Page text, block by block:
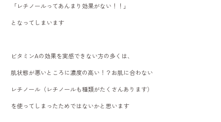
「レチノールってあんまり効果がない！！」
となってしまいます
ビタミンAの効果を実感できない方の多くは、
肌状態が悪いところに濃度の高い！？お肌に合わない
レチノール（レチノールも種類がたくさんあります）
を使ってしまったためではないかと思います